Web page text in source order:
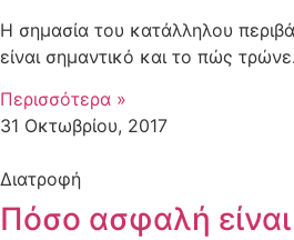
Η σημασία του κατάλληλου
είναι σημαντικό και το πώς
Περισσότερα »
31 Οκτωβρίου, 2017
Διατροφή
Πόσο ασφαλή